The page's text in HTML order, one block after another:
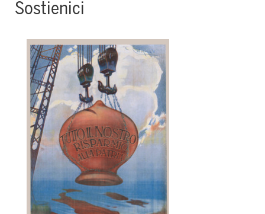
Sostienici